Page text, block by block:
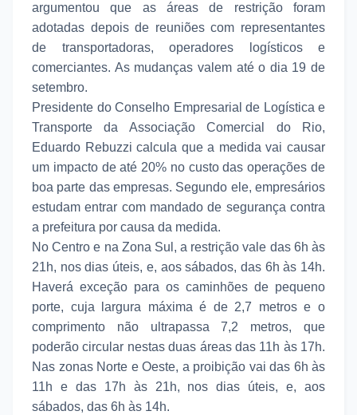
argumentou que as áreas de restrição foram
adotadas depois de reuniões com representantes
de transportadoras, operadores logísticos e
comerciantes. As mudanças valem até o dia 19 de
setembro.
Presidente do Conselho Empresarial de Logística e
Transporte da Associação Comercial do Rio,
Eduardo Rebuzzi calcula que a medida vai causar
um impacto de até 20% no custo das operações de
boa parte das empresas. Segundo ele, empresários
estudam entrar com mandado de segurança contra
a prefeitura por causa da medida.
No Centro e na Zona Sul, a restrição vale das 6h às
21h, nos dias úteis, e, aos sábados, das 6h às 14h.
Haverá exceção para os caminhões de pequeno
porte, cuja largura máxima é de 2,7 metros e o
comprimento não ultrapassa 7,2 metros, que
poderão circular nestas duas áreas das 11h às 17h.
Nas zonas Norte e Oeste, a proibição vai das 6h às
11h e das 17h às 21h, nos dias úteis, e, aos
sábados, das 6h às 14h.